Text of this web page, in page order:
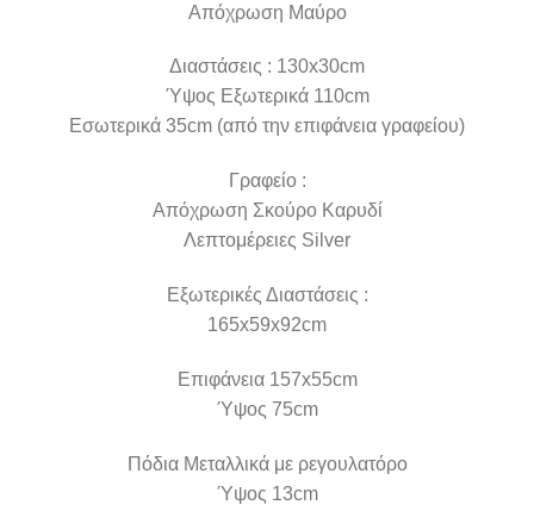
Απόχρωση Μαύρο
Διαστάσεις : 130x30cm
Ύψος Εξωτερικά 110cm
Εσωτερικά 35cm (από την επιφάνεια γραφείου)
Γραφείο :
Απόχρωση Σκούρο Καρυδί
Λεπτομέρειες Silver
Εξωτερικές Διαστάσεις :
165x59x92cm
Επιφάνεια 157x55cm
Ύψος 75cm
Πόδια Μεταλλικά με ρεγουλατόρο
Ύψος 13cm